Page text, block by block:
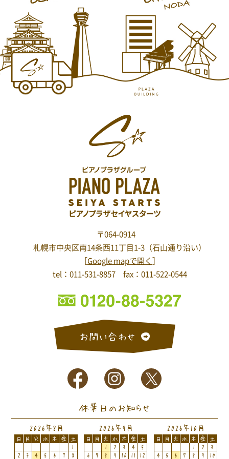
〒064-0914
札幌市中央区南14条西11丁目1-3 （石山通り沿い）
［Google mapで開く］
tel：011-531-8857 fax：011-522-0544
お問い合わせ
休業日のお知らせ
2026年8月
日 月 火 水 木 金
土
1
2
3 4 5 6 7 8
2026年9月
日 月 火 水 木 金
土
1
2 3 4
5
6
7 8 9 10 11 12
2026年10月
日 月 火 水 木 金
土
1
2
3
4
5 6 7 8 9 10